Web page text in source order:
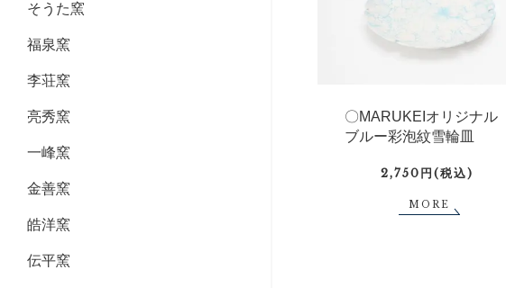
〇MARUKEIオリジナル
ブルー彩泡紋雪輪皿
2,750円(税込)
MORE
そうた窯
福泉窯
李荘窯
亮秀窯
一峰窯
金善窯
皓洋窯
伝平窯